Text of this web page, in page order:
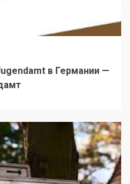
в Германии —